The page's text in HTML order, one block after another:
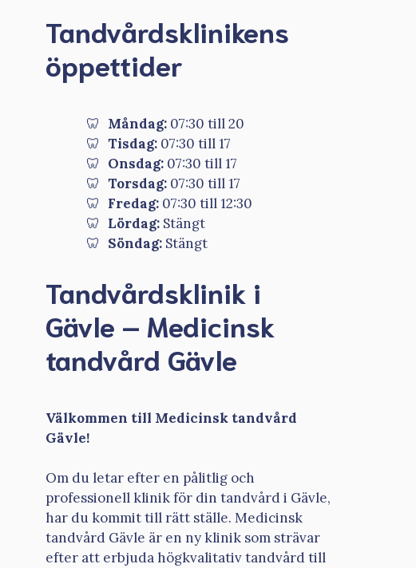
Tandvårdsklinikens
öppettider
Måndag: 07:30 till 20
Tisdag: 07:30 till 17
Onsdag: 07:30 till 17
Torsdag: 07:30 till 17
Fredag: 07:30 till 12:30
Lördag: Stängt
Söndag: Stängt
Tandvårdsklinik i
Gävle – Medicinsk
tandvård Gävle
Välkommen till Medicinsk tandvård
Gävle!
Om du letar efter en pålitlig och
professionell klinik för din tandvård i Gävle,
har du kommit till rätt ställe. Medicinsk
tandvård Gävle är en ny klinik som strävar
efter att erbjuda högkvalitativ tandvård till